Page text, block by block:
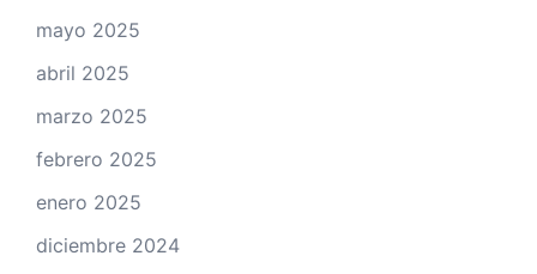
mayo 2025
abril 2025
marzo 2025
febrero 2025
enero 2025
diciembre 2024